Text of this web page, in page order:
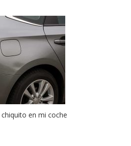
en mi coche